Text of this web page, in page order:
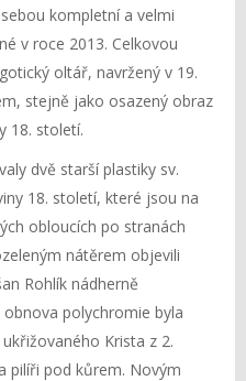
kompletní a velmi
v roce 2013. Celkovou
oltář, navržený v 19.
stejně jako osazený obraz
18. století.
dvě starší plastiky sv.
18. století, které jsou na
obloucích po stranách
nátěrem objevili
Rohlík nádherně
polychromie byla
Krista z 2.
pilíři pod kůrem. Novým